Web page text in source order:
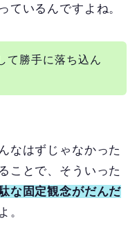
ているんですよね。
て勝手に落ち込ん
なはずじゃなかった
ことで、そういった
な固定観念がだんだ
。